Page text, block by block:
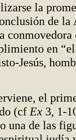
la
de la
en
Jesús,
el
(cf Ex 3, 1-
una de las